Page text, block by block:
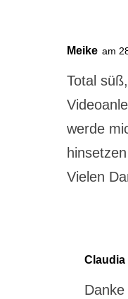
Meike am
Total
werde
Vielen
Claudia